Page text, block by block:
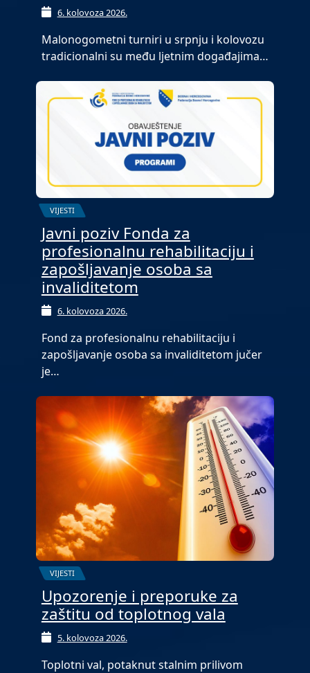
6. kolovoza 2026.
Malonogometni turniri u srpnju i kolovozu
tradicionalni su među ljetnim događajima…
VIJESTI
Javni poziv Fonda za
profesionalnu rehabilitaciju i
zapošljavanje osoba sa
invaliditetom
6. kolovoza 2026.
Fond za profesionalnu rehabilitaciju i
zapošljavanje osoba sa invaliditetom jučer
je…
VIJESTI
Upozorenje i preporuke za
zaštitu od toplotnog vala
5. kolovoza 2026.
Toplotni val, potaknut stalnim prilivom